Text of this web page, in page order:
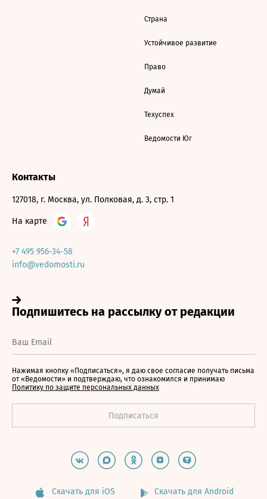
Страна
Устойчивое развитие
Право
Думай
Техуспех
Ведомости Юг
Контакты
127018, г. Москва, ул. Полковая, д. 3, стр. 1
На карте
+7 495 956-34-58
info@vedomosti.ru
Нажимая кнопку «Подписаться», я даю свое согласие получать письма
от «Ведомости» и подтверждаю, что ознакомился и принимаю
Политику по защите персональных данных
Скачать для iOS Скачать для Android